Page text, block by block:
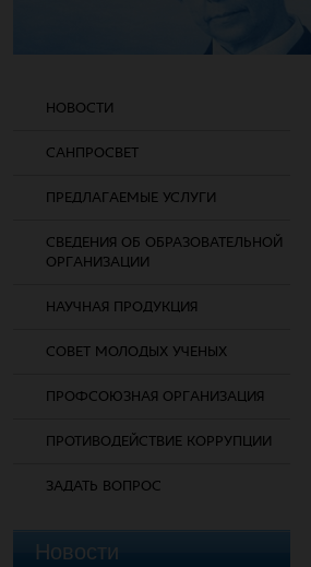
НОВОСТИ
САНПРОСВЕТ
ПРЕДЛАГАЕМЫЕ УСЛУГИ
СВЕДЕНИЯ ОБ ОБРАЗОВАТЕЛЬНОЙ
ОРГАНИЗАЦИИ
НАУЧНАЯ ПРОДУКЦИЯ
СОВЕТ МОЛОДЫХ УЧЕНЫХ
ПРОФСОЮЗНАЯ ОРГАНИЗАЦИЯ
ПРОТИВОДЕЙСТВИЕ КОРРУПЦИИ
ЗАДАТЬ ВОПРОС
Новости